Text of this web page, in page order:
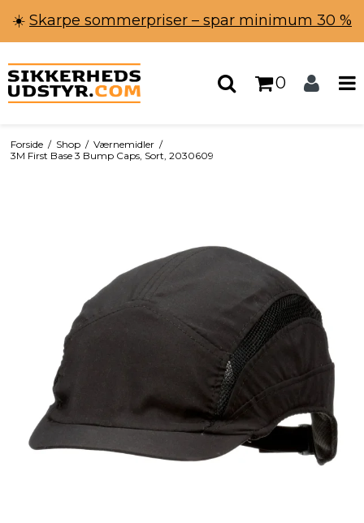
☀️ Skarpe sommerpriser – spar minimum 30 %
0
Forside / Shop / Værnemidler /
3M First Base 3 Bump Caps, Sort, 2030609